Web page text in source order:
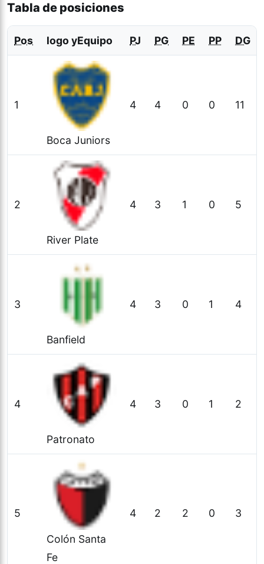
Tabla de posiciones
Pos logo yEquipo PJ PG PE PP DG
1
Boca Juniors
4 4 0 0 11
2
River Plate
4 3 1 0 5
3
Banfield
4 3 0 1 4
4
Patronato
4 3 0 1 2
5
Colón Santa
Fe
4 2 2 0 3